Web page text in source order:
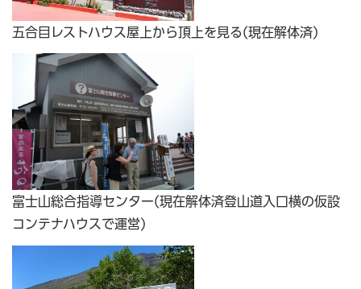
五合目レストハウス屋上から頂上を見る(現在解体済)
富士山総合指導センター(現在解体済登山道入口横の仮設
コンテナハウスで運営)